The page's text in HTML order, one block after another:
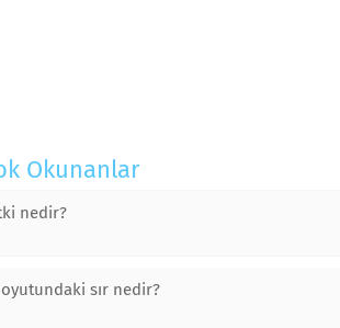
Okunanlar
nedir?
sır nedir?